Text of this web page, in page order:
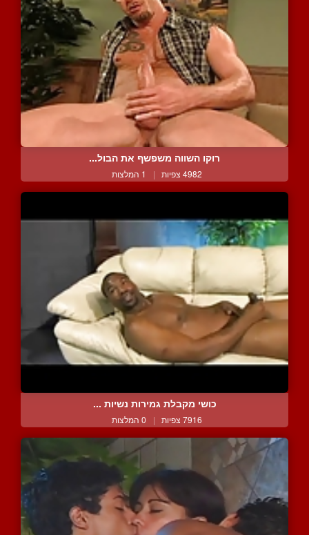
רוקו השווה משפשף את הבול...
4982 צפיות | 1 המלצות
כושי מקבלת גמירות נשיות ...
7916 צפיות | 0 המלצות